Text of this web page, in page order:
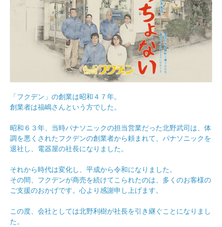
「フクデン」の創業は昭和４７年。
創業者は福嶋さんという方でした。
昭和６３年、当時パナソニックの担当営業だった北野武司は、体
調を悪くされたフクデンの創業者から頼まれて、パナソニックを
退社し、電器屋の社長になりました。
それから時代は変化し、平成から令和になりました。
その間、フクデンが商売を続けてこられたのは、多くのお客様の
ご支援のおかげです。心より感謝申し上げます。
この度、会社としては北野利樹が社長を引き継ぐことになりまし
た。